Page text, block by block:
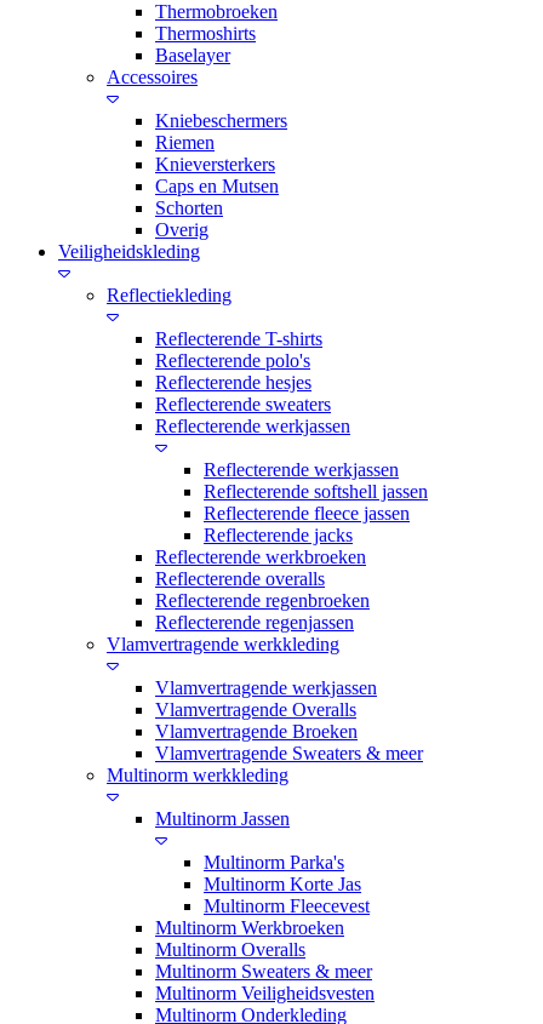
Thermobroeken
Thermoshirts
Baselayer
Accessoires
Kniebeschermers
Riemen
Knieversterkers
Caps en Mutsen
Schorten
Overig
Veiligheidskleding
Reflectiekleding
Reflecterende T-shirts
Reflecterende polo's
Reflecterende hesjes
Reflecterende sweaters
Reflecterende werkjassen
Reflecterende werkjassen
Reflecterende softshell jassen
Reflecterende fleece jassen
Reflecterende jacks
Reflecterende werkbroeken
Reflecterende overalls
Reflecterende regenbroeken
Reflecterende regenjassen
Vlamvertragende werkkleding
Vlamvertragende werkjassen
Vlamvertragende Overalls
Vlamvertragende Broeken
Vlamvertragende Sweaters & meer
Multinorm werkkleding
Multinorm Jassen
Multinorm Parka's
Multinorm Korte Jas
Multinorm Fleecevest
Multinorm Werkbroeken
Multinorm Overalls
Multinorm Sweaters & meer
Multinorm Veiligheidsvesten
Multinorm Onderkleding